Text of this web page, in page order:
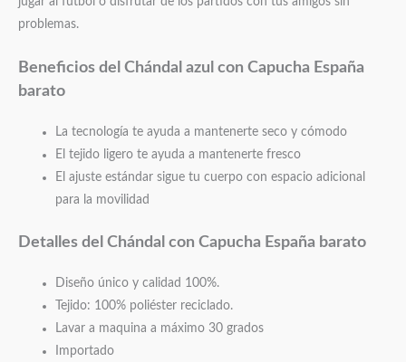
problemas.
Beneficios del Chándal azul con Capucha España
barato
La tecnología te ayuda a mantenerte seco y cómodo
El tejido ligero te ayuda a mantenerte fresco
El ajuste estándar sigue tu cuerpo con espacio adicional
para la movilidad
Detalles del Chándal con Capucha España barato
Diseño único y calidad 100%.
Tejido: 100% poliéster reciclado.
Lavar a maquina a máximo 30 grados
Importado